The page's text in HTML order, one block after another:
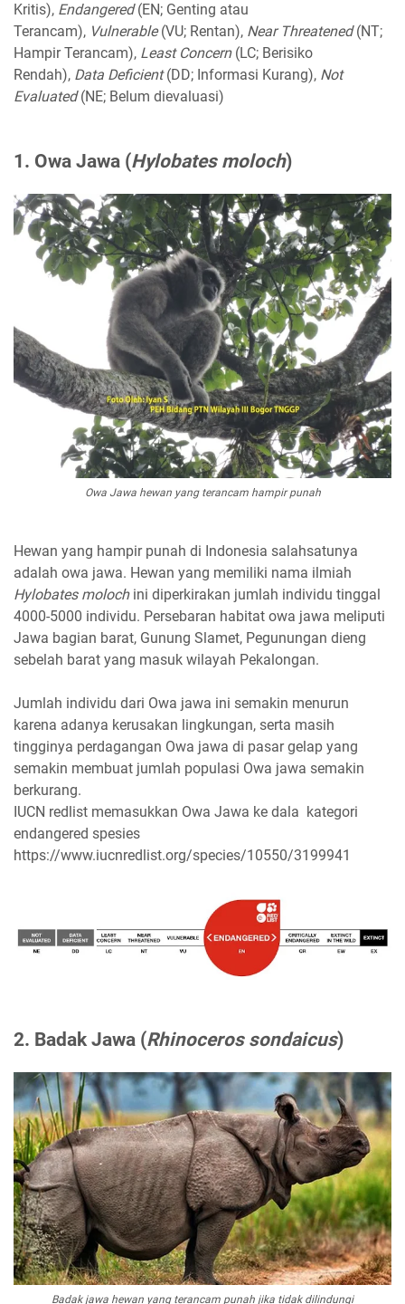
Kritis), Endangered(EN; Genting atau
Terancam), Vulnerable(VU; Rentan), Near Threatened(NT;
Hampir Terancam), Least Concern(LC; Berisiko
Rendah), Data Deficient(DD; Informasi Kurang), Not
Evaluated(NE; Belum dievaluasi)
1. Owa Jawa (Hylobates moloch)
Owa Jawa hewan yang terancam hampir punah
Hewan yang hampir punah di Indonesia salahsatunya
adalah owa jawa. Hewan yang memiliki nama ilmiah
Hylobates molochini diperkirakan jumlah individu tinggal
4000-5000 individu. Persebaran habitat owa jawa meliputi
Jawa bagian barat, Gunung Slamet, Pegunungan dieng
sebelah barat yang masuk wilayah Pekalongan.
Jumlah individu dari Owa jawa ini semakin menurun
karena adanya kerusakan lingkungan, serta masih
tingginya perdagangan Owa jawa di pasar gelap yang
semakin membuat jumlah populasi Owa jawa semakin
berkurang.
IUCN redlist memasukkan Owa Jawa ke dala kategori
endangered spesies
https://www.iucnredlist.org/species/10550/3199941
2. Badak Jawa (Rhinoceros sondaicus)
Badak jawa hewan yang terancam punah jika tidak dilindungi